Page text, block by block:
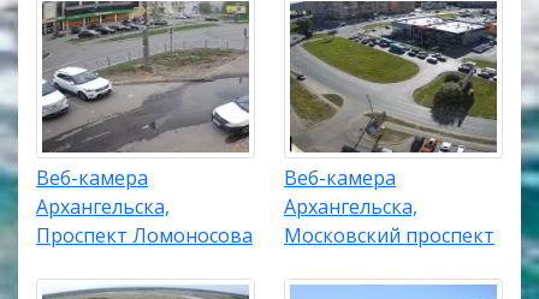
Веб-камера
Архангельска,
Проспект Ломоносова
Веб-камера
Архангельска,
Московский проспект